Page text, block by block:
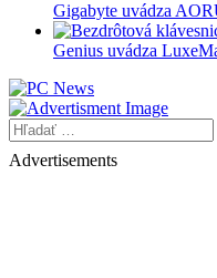
Gigabyte uvádza
Genius uvádza
Hľadať:
Advertisements